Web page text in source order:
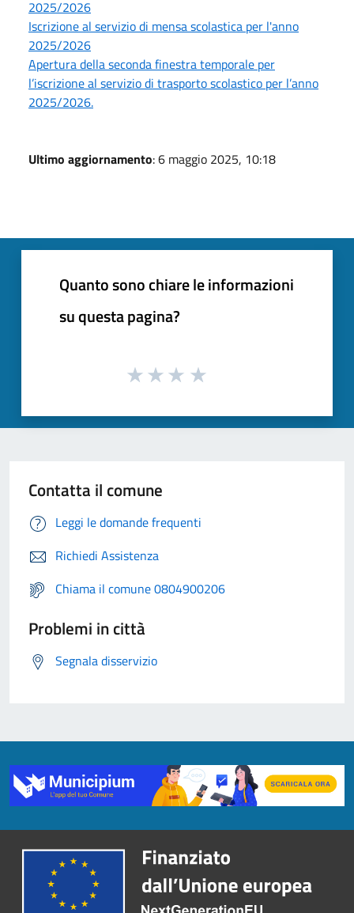
2025/2026
Iscrizione al servizio di mensa scolastica per l'anno
2025/2026
Apertura della seconda finestra temporale per
l’iscrizione al servizio di trasporto scolastico per l’anno
2025/2026.
Ultimo aggiornamento: 6 maggio 2025, 10:18
Quanto sono chiare le informazioni
su questa pagina?
Contatta il comune
Leggi le domande frequenti
Richiedi Assistenza
Chiama il comune 0804900206
Problemi in città
Segnala disservizio